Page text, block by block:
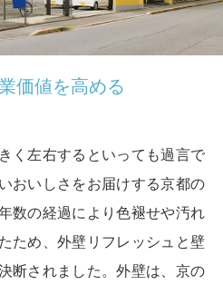
価値を高める
く左右するといっても過言で
おいしさをお届けする京都の
数の経過により色褪せや汚れ
ため、外壁リフレッシュと壁
断されました。外壁は、京の